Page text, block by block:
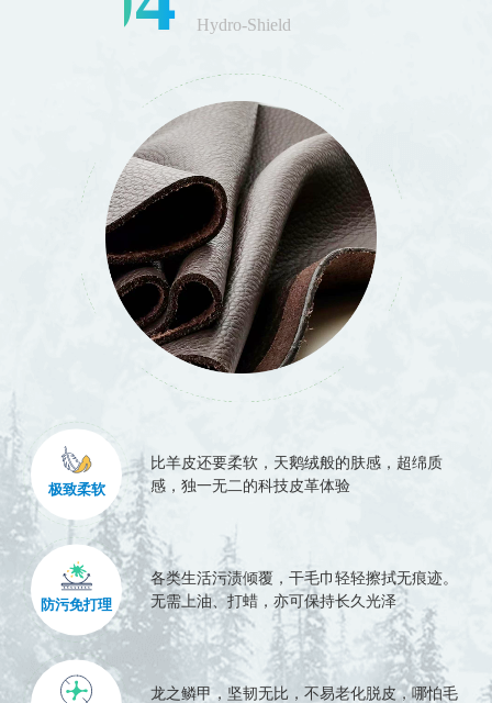
Hydro-Shield
极致柔软
比羊皮还要柔软，天鹅绒般的肤感，超绵质
感，独一无二的科技皮革体验
防污免打理
各类生活污渍倾覆，干毛巾轻轻擦拭无痕迹。
无需上油、打蜡，亦可保持长久光泽
龙之鳞甲，坚韧无比，不易老化脱皮，哪怕毛